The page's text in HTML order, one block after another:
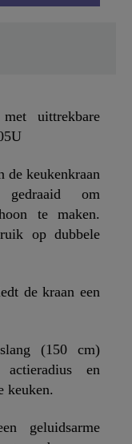
uittrekbare
de keukenkraan
om
te maken.
op dubbele
de kraan een
(150 cm)
en
keuken.
geluidsarme